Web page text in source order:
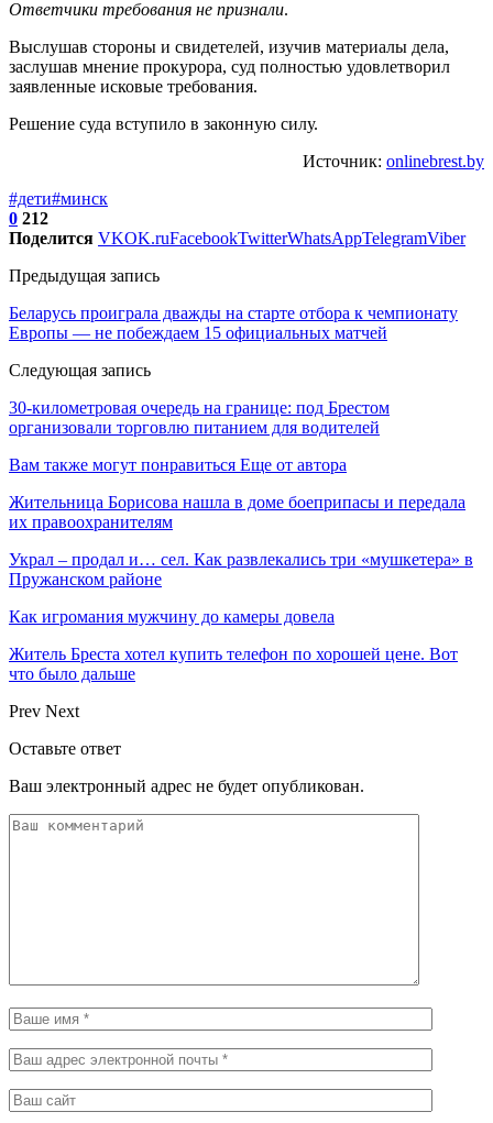
Ответчики требования не признали.
Выслушав стороны и свидетелей, изучив материалы дела,
заслушав мнение прокурора, суд полностью удовлетворил
заявленные исковые требования.
Решение суда вступило в законную силу.
Источник: onlinebrest.by
#дети#минск
0 212
Поделится VKOK.ruFacebookTwitterWhatsAppTelegramViber
Предыдущая запись
Беларусь проиграла дважды на старте отбора к чемпионату
Европы — не побеждаем 15 официальных матчей
Следующая запись
30-километровая очередь на границе: под Брестом
организовали торговлю питанием для водителей
Вам также могут понравиться Еще от автора
Жительница Борисова нашла в доме боеприпасы и передала
их правоохранителям
Украл – продал и… сел. Как развлекались три «мушкетера» в
Пружанском районе
Как игромания мужчину до камеры довела
Житель Бреста хотел купить телефон по хорошей цене. Вот
что было дальше
Prev Next
Оставьте ответ
Ваш электронный адрес не будет опубликован.